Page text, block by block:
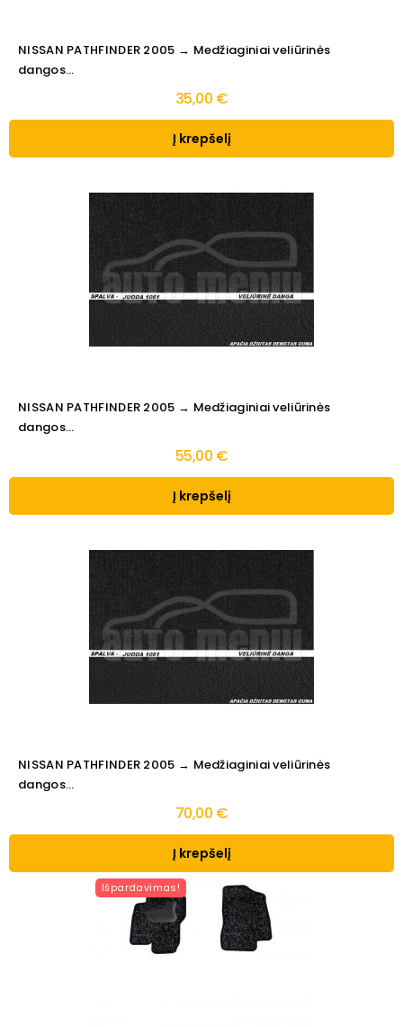
NISSAN PATHFINDER 2005 → Medžiaginiai veliūrinės
dangos...
35,00 €
Į krepšelį
NISSAN PATHFINDER 2005 → Medžiaginiai veliūrinės
dangos...
55,00 €
Į krepšelį
NISSAN PATHFINDER 2005 → Medžiaginiai veliūrinės
dangos...
70,00 €
Į krepšelį
Išpardavimas!